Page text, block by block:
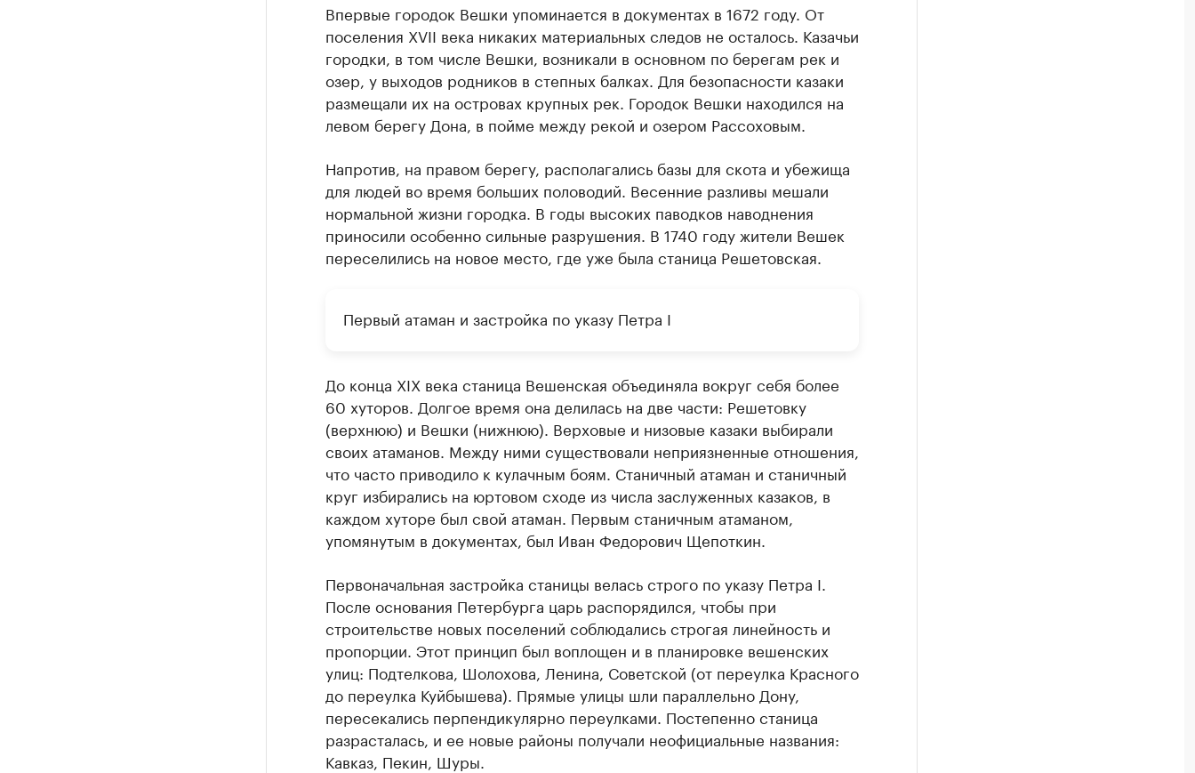
Впервые городок Вешки упоминается в документах в 1672 году. От
поселения XVII века никаких материальных следов не осталось. Казачьи
городки, в том числе Вешки, возникали в основном по берегам рек и
озер, у выходов родников в степных балках. Для безопасности казаки
размещали их на островах крупных рек. Городок Вешки находился на
левом берегу Дона, в пойме между рекой и озером Рассоховым.
Напротив, на правом берегу, располагались базы для скота и убежища
для людей во время больших половодий. Весенние разливы мешали
нормальной жизни городка. В годы высоких паводков наводнения
приносили особенно сильные разрушения. В 1740 году жители Вешек
переселились на новое место, где уже была станица Решетовская.
Первый атаман и застройка по указу Петра I
До конца XIX века станица Вешенская объединяла вокруг себя более
60 хуторов. Долгое время она делилась на две части: Решетовку
(верхнюю) и Вешки (нижнюю). Верховые и низовые казаки выбирали
своих атаманов. Между ними существовали неприязненные отношения,
что часто приводило к кулачным боям. Станичный атаман и станичный
круг избирались на юртовом сходе из числа заслуженных казаков, в
каждом хуторе был свой атаман. Первым станичным атаманом,
упомянутым в документах, был Иван Федорович Щепоткин.
Первоначальная застройка станицы велась строго по указу Петра I.
После основания Петербурга царь распорядился, чтобы при
строительстве новых поселений соблюдались строгая линейность и
пропорции. Этот принцип был воплощен и в планировке вешенских
улиц: Подтелкова, Шолохова, Ленина, Советской (от переулка Красного
до переулка Куйбышева). Прямые улицы шли параллельно Дону,
пересекались перпендикулярно переулками. Постепенно станица
разрасталась, и ее новые районы получали неофициальные названия:
Кавказ, Пекин, Шуры.